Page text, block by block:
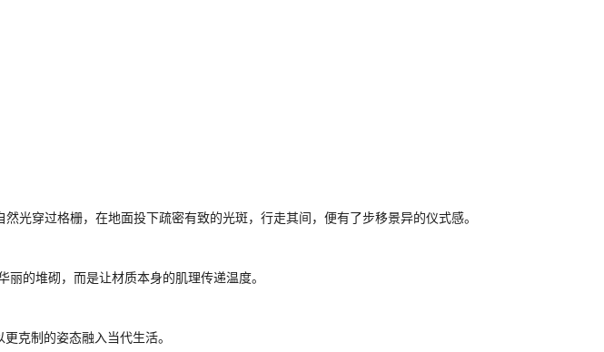
穿过格栅，在地面投下疏密有致的光斑，行走其间，便有了步移景异的仪式感。
的堆砌，而是让材质本身的肌理传递温度。
克制的姿态融入当代生活。